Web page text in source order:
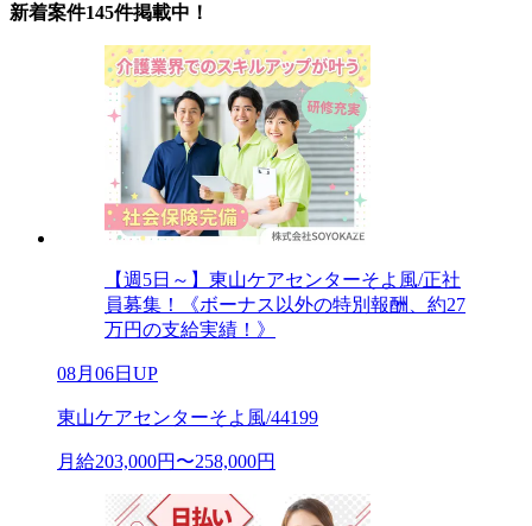
新着案件145件掲載中！
【週5日～】東山ケアセンターそよ風/正社
員募集！《ボーナス以外の特別報酬、約27
万円の支給実績！》
08月06日UP
東山ケアセンターそよ風/44199
月給203,000円〜258,000円